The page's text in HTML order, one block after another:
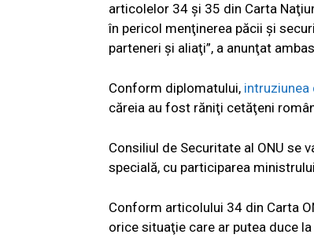
articolelor 34 şi 35 din Carta
în pericol menţinerea păcii şi
parteneri şi aliaţi”, a anunţat
Conform diplomatului, intruziunea
căreia au fost răniţi cetăţeni
Consiliul de Securitate al ONU se
specială, cu participarea
Conform articolului 34 din Carta
orice situaţie care ar putea duce la